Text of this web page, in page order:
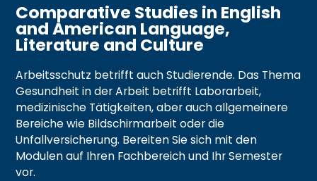
Comparative Studies in English
and American Language,
Literature and Culture
Arbeitsschutz betrifft auch Studierende. Das Thema
Gesundheit in der Arbeit betrifft Laborarbeit,
medizinische Tätigkeiten, aber auch allgemeinere
Bereiche wie Bildschirmarbeit oder die
Unfallversicherung. Bereiten Sie sich mit den
Modulen auf Ihren Fachbereich und Ihr Semester
vor.